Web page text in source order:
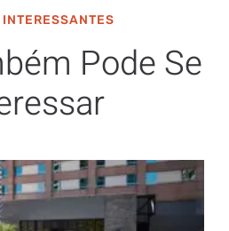
Pode Se